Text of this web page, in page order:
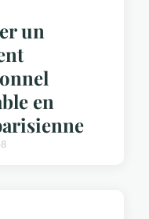
un
en